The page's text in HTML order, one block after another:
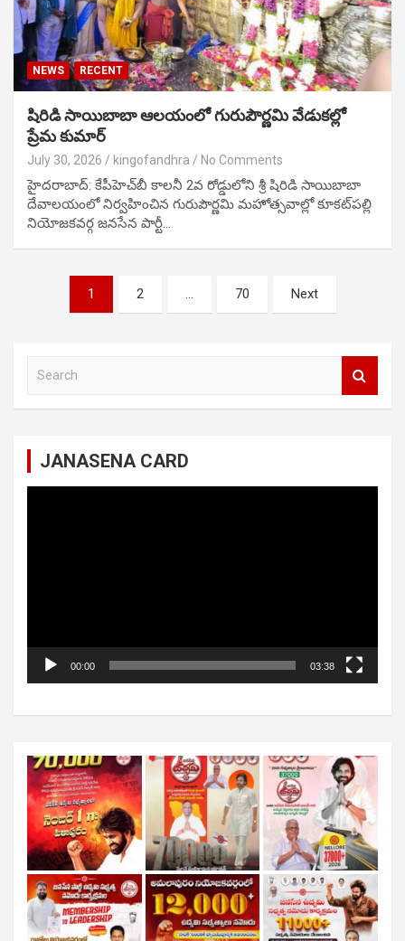
NEWS RECENT
షిరిడి సాయిబాబా ఆలయంలో గురుపౌర్ణమి వేడుకల్లో
ప్రేమ కుమార్
July 30, 2026 kingofandhra No Comments
హైదరాబాద్: కేపీహెచ్‌బీ కాలనీ 2వ రోడ్డులోని శ్రీ షిరిడి సాయిబాబా
దేవాలయంలో నిర్వహించిన గురుపౌర్ణమి మహోత్సవాల్లో కూకట్‌పల్లి
నియోజకవర్గ జనసేన పార్టీ…
navigation
1 2 … 70 Next
JANASENA CARD
00:00 03:38